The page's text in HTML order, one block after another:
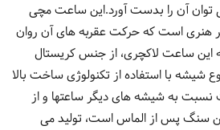
آن را بدست آورد.این ساعت مچی
است که حرکت عقربه های آن روان
ساعت لاکچری، از جنس کریستال
شیشه با استفاده از تکنولوژی ساخت بالا
نسبت به شیشه های دیگر ساعتها و از
سنگ پس از الماس است، تولید می